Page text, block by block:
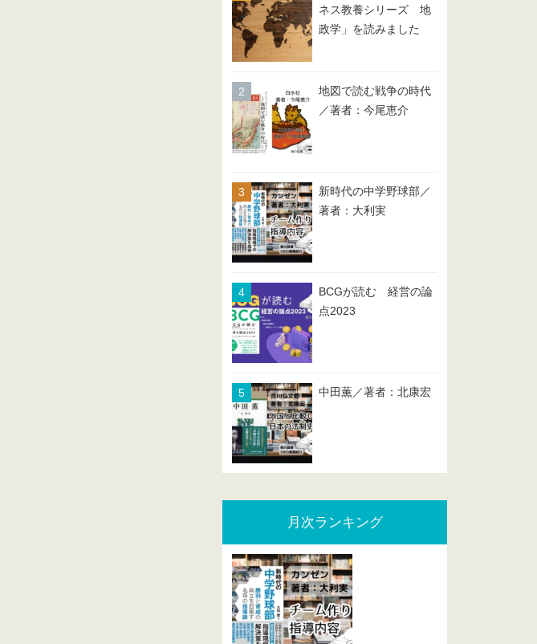
ネス教養シリーズ 地
政学」を読みました
地図で読む戦争の時代
／著者：今尾恵介
新時代の中学野球部／
著者：大利実
BCGが読む 経営の論
点2023
中田薫／著者：北康宏
月次ランキング